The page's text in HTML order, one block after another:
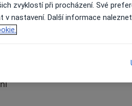
zvyklostí při procházení. Své
v nastavení. Další informace